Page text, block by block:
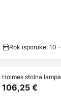
Rok isporuke: 10
Holmes stolna
106,25 €